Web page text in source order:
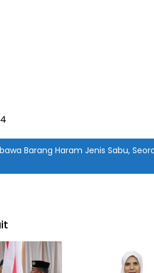
Barang Haram Jenis Sabu,